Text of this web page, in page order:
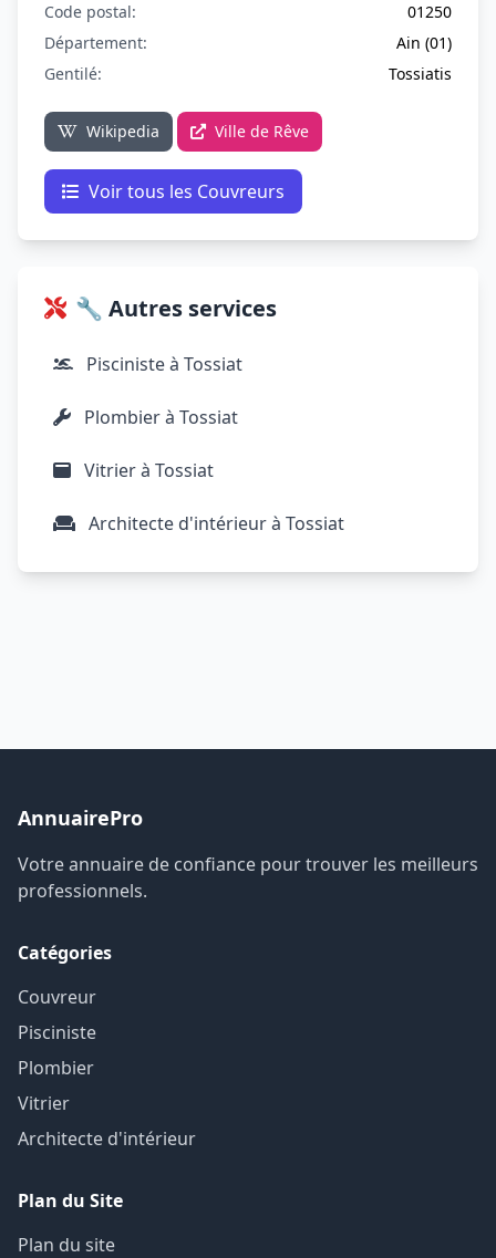
Code postal:
01250
Département:
Ain (01)
Gentilé:
Tossiatis
Wikipedia Ville de Rêve
Voir tous les Couvreurs
🔧 Autres services
Pisciniste à Tossiat
Plombier à Tossiat
Vitrier à Tossiat
Architecte d'intérieur à Tossiat
AnnuairePro
Votre annuaire de confiance pour trouver les meilleurs
professionnels.
Catégories
Couvreur
Pisciniste
Plombier
Vitrier
Architecte d'intérieur
Plan du Site
Plan du site